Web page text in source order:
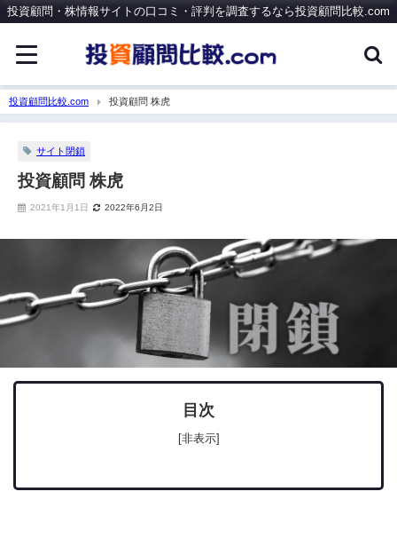
投資顧問・株情報サイトの口コミ・評判を調査するなら投資顧問比較.com
投資顧問比較.com 投資顧問 株虎
サイト閉鎖
投資顧問 株虎
2021年1月1日 2022年6月2日
目次
[非表示]